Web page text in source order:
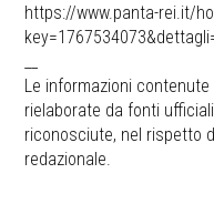
https://www.panta-rei.it/
Le informazioni
rielaborate da fonti
riconosciute, nel rispetto
redazionale.